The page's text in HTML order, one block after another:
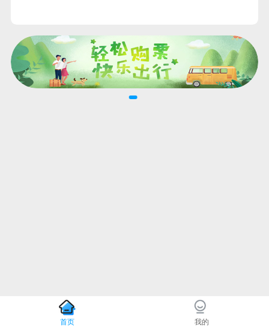
首页 我的